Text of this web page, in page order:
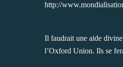
http://
Il faudrait une aide
l’Oxford Union. Ils se